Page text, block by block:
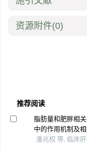
资源附件(0)
推荐阅读
脂肪量和肥胖相
中的作用机制及
潘兆权 等, 临床